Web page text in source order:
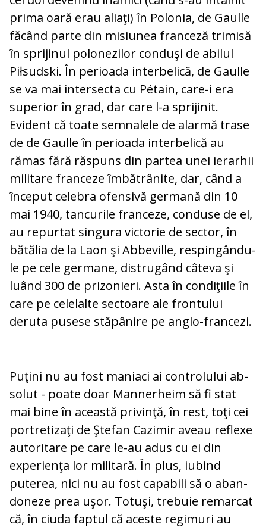
prima oară erau aliaţi) în Polonia, de Gaulle
făcând parte din misiunea fran­ceză trimisă
în sprijinul polonezilor con­duşi de abilul
Piłsudski. În perioada inter­belică, de Gaulle
se va mai intersecta cu Pé­tain, care-i era
superior în grad, dar ca­re l-a sprijinit.
Evident că toate semnalele de alarmă trase
de de Gaulle în perioada interbelică au
rămas fără răspuns din par­tea unei ierarhii
militare franceze îm­bă­trâ­nite, dar, când a
început celebra ofensivă germană din 10
mai 1940, tancurile fran­ceze, conduse de el,
au repurtat singura victorie de sector, în
bătălia de la Laon şi Abbeville, respingându-
le pe cele ger­ma­ne, distrugând câteva şi
luând 300 de pri­zonieri. Asta în condiţiile în
care pe ce­le­lalte sectoare ale frontului
deruta pusese stă­pânire pe anglo-francezi.
Puţini nu au fost maniaci ai controlului ab­
solut - poate doar Mannerheim să fi stat
mai bine în această privinţă, în rest, toţi cei
portretizaţi de Ştefan Cazimir aveau re­flexe
autoritare pe care le-au adus cu ei din
experienţa lor militară. În plus, iubind
puterea, nici nu au fost capabili să o aban­
doneze prea uşor. Totuşi, trebuie remarcat
că, în ciuda faptul că aceste regimuri au